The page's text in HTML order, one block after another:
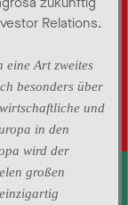
Relations.
eine Art zweites
besonders über
und
in den
wird der
großen